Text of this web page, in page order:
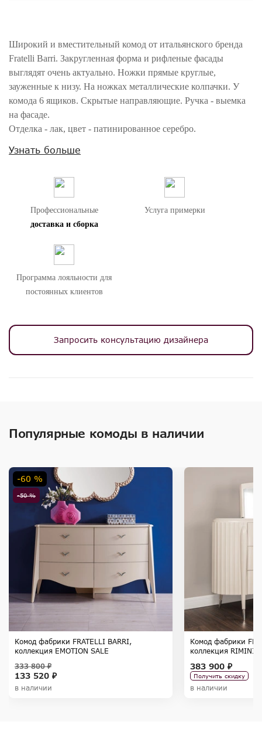
Широкий и вместительный комод от итальянского бренда
Fratelli Barri. Закругленная форма и рифленые фасады
выглядят очень актуально. Ножки прямые круглые,
зауженные к низу. На ножках металлические колпачки. У
комода 6 ящиков. Скрытые направляющие. Ручка - выемка
на фасаде.
Отделка - лак, цвет - патинированное серебро.
класса Е1. Цвет фурнитуры - хром. Ящики оснащены
декорировано черной бархатной тканью. Корпус ящиков -
белого цвета.
Данный предмет является частью коллекции Rimini. Вы
можете оформить гостиную, столовую, спальню, кабинет и
Внимание! Цвета предметов на изображениях могут отличаться из-за
особенностей цветопередачи различных мониторов.
Узнать больше
Профессиональные
доставка и сборка
Услуга примерки
Программа лояльности для
постоянных клиентов
Запросить консультацию дизайнера
Популярные комоды в наличии
-50 %
-60 %
Комод фабрики FRATELLI BARRI,
коллекция EMOTION SALE
133 520 ₽
333 800 ₽
в наличии
Комод фабрики
коллекция RIMINI
383 900 ₽
Получить скидку
в наличии